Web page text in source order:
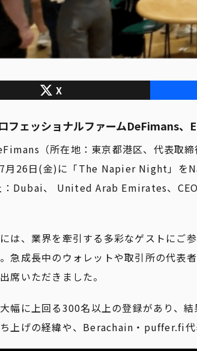
X
フェッショナルファームDeFimans、
（所在地：東京都港区、代表取
7月26日(金)に「The Napier Night」
：Dubai、 United Arab Emirates、
は、業界を牽引する多彩なゲストにご
急成長中のウォレットや取引所の代表
席いただきました。
幅に上回る300名以上の登録があり、
上げの経緯や、Berachain・puffer.fi代